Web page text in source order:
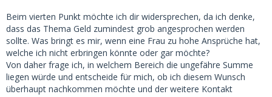
Beim vierten Punkt möchte ich dir widersprechen, da ich denke,
dass das Thema Geld zumindest grob angesprochen werden
sollte. Was bringt es mir, wenn eine Frau zu hohe Ansprüche hat,
welche ich nicht erbringen könnte oder gar möchte?
Von daher frage ich, in welchem Bereich die ungefähre Summe
liegen würde und entscheide für mich, ob ich diesem Wunsch
überhaupt nachkommen möchte und der weitere Kontakt